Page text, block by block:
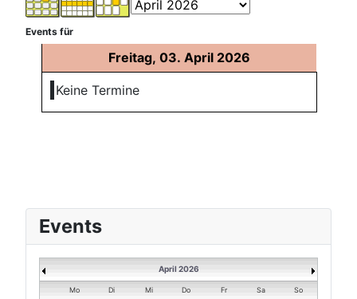
Events
April 2026
Mo Di Mi Do Fr Sa So
Events für
Freitag, 03. April 2026
Keine Termine